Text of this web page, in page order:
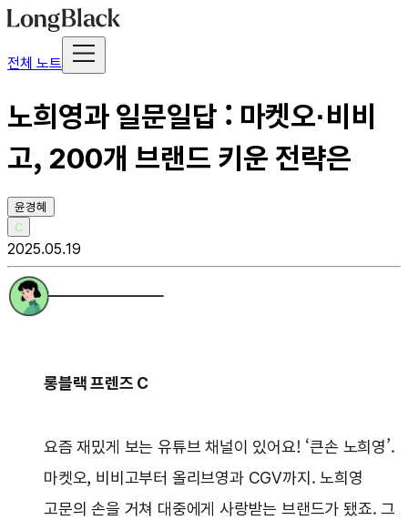
전체 노트
노희영과 일문일답 : 마켓오·비비
고, 200개 브랜드 키운 전략은
윤경혜
C
2025.05.19
롱블랙 프렌즈 C
요즘 재밌게 보는 유튜브 채널이 있어요! ‘큰손 노희영’.
마켓오, 비비고부터 올리브영과 CGV까지. 노희영
고문의 손을 거쳐 대중에게 사랑받는 브랜드가 됐죠. 그